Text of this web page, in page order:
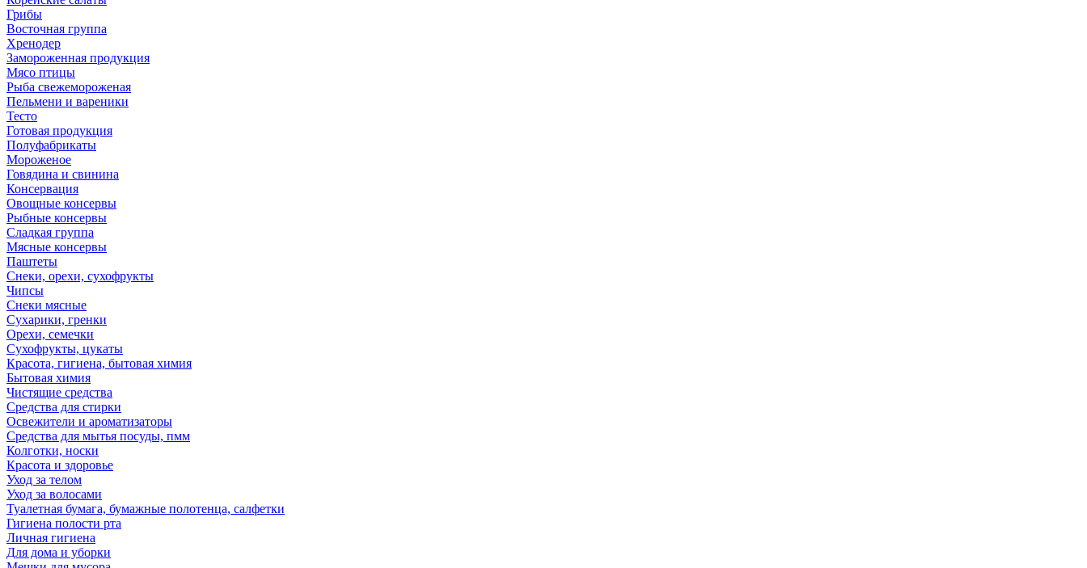
Грибы
Восточная группа
Хренодер
Замороженная продукция
Мясо птицы
Рыба свежемороженая
Пельмени и вареники
Тесто
Готовая продукция
Полуфабрикаты
Мороженое
Говядина и свинина
Консервация
Овощные консервы
Рыбные консервы
Сладкая группа
Мясные консервы
Паштеты
Снеки, орехи, сухофрукты
Чипсы
Снеки мясные
Сухарики, гренки
Орехи, семечки
Сухофрукты, цукаты
Красота, гигиена, бытовая химия
Бытовая химия
Чистящие средства
Средства для стирки
Освежители и ароматизаторы
Средства для мытья посуды, пмм
Колготки, носки
Красота и здоровье
Уход за телом
Уход за волосами
Туалетная бумага, бумажные полотенца, салфетки
Гигиена полости рта
Личная гигиена
Для дома и уборки